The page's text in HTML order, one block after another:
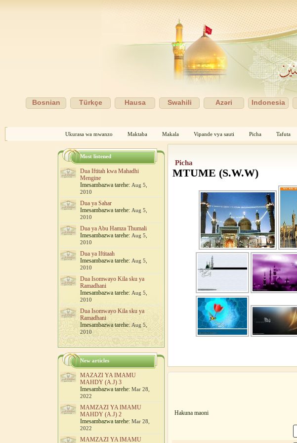
Indonesia
Azəri
Swahili
Hausa
Türkçe
Bosnian
Ukurasa wa mwanzo Maktaba Makala Vipande vya sauti Picha Tafuta
Picha
MTUME (S.W.W)
Hakuna maoni
Most listened
Dua Iftitah kwa Mahadhi
Mengine
Imesambazwa tarehe: Aug 5,
2010
Dua ya Sahar
Imesambazwa tarehe: Aug 5,
2010
Dua ya Abu Hamza Thumali
Imesambazwa tarehe: Aug 5,
2010
Dua ya Iftitaah
Imesambazwa tarehe: Aug 5,
2010
Dua Isomwayo Kila sku ya
Ramadhani
Imesambazwa tarehe: Aug 5,
2010
Dua Isomwayo Kila sku ya
Ramadhani
Imesambazwa tarehe: Aug 5,
2010
New articles
MAZAZI YA IMAMU
MAHDY (A.J) 3
Imesambazwa tarehe: Mar 28,
2022
MAMZAZI YA IMAMU
MAHDY (A.J) 2
Imesambazwa tarehe: Mar 28,
2022
MAMZAZI YA IMAMU